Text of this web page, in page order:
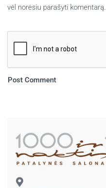
vėl norėsiu parašyti komentarą.